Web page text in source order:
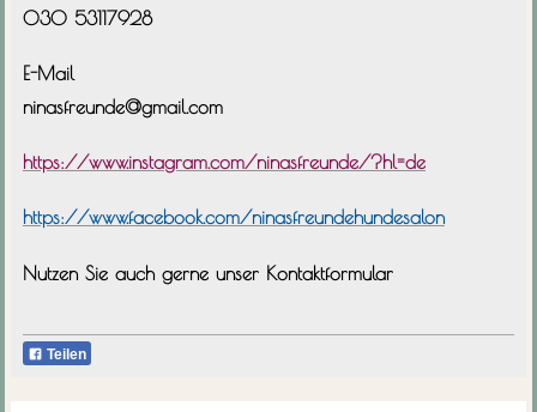
030 53117928
E-Mail
ninasfreunde@gmail.com
https://www.instagram.com/ninasfreunde/?hl=de
https://www.facebook.com/ninasfreundehundesalon
Nutzen Sie auch gerne unser Kontaktformular
Teilen